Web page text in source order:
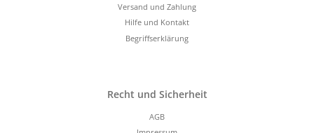
Versand und Zahlung
Hilfe und Kontakt
Begriffserklärung
Recht und Sicherheit
AGB